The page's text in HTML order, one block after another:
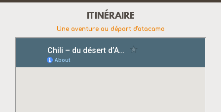
ITINÉRAIRE
Une aventure au départ d'atacama